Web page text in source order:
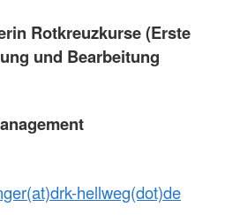
Rotkreuzkurse (Erste
und Bearbeitung
hellweg(dot)de